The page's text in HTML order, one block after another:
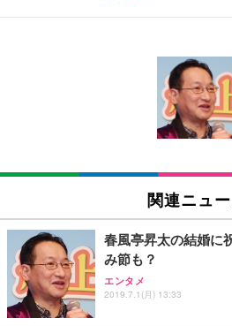
[EdoErgo] オフィスチ
い 跳ね上げ式アームレ
キング pc 事務椅子 360
ン樹脂ベース 通気性メ
(黒網+黒枠+黒足)
SIHOO B100 オフィス
ュチェア 人間工学 疲れ
￥27,999
Sezlife オフィスチェア
ワーク チェア 強化バッ
能 人間工学 椅子 腰サ
EIZO ビジネス向けプレ
EV3240X-WT | 31.5型
EIZO ビジネス向けプレ
￥109,572
【純正品】27"ゲーミン
フック付き（CFI-ZDM1J）
Amazonベーシック ペ
回使い捨て 無香料 ホワ
Amazonベーシック ペ
x2袋(84枚) ホワイト(吸
￥3,234
ネオ・ルーライフ ネオ
り 単品
関連ニュー
春風亭昇太の結婚に
み節も？
エンタメ
2019.7.1(月) 13:33